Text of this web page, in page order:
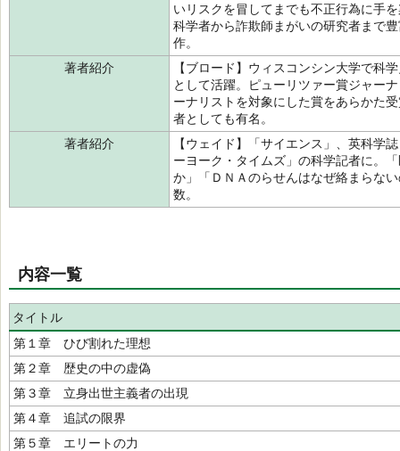
いリスクを冒してまでも不正行為に手
科学者から詐欺師まがいの研究者まで
作。
著者紹介
【ブロード】ウィスコンシン大学で科
として活躍。ピューリツァー賞ジャー
ーナリストを対象にした賞をあらかた
者としても有名。
著者紹介
【ウェイド】「サイエンス」、英科学
ーヨーク・タイムズ」の科学記者に。
か」「ＤＮＡのらせんはなぜ絡まらな
数。
内容一覧
タイトル
第１章 ひび割れた理想
第２章 歴史の中の虚偽
第３章 立身出世主義者の出現
第４章 追試の限界
第５章 エリートの力